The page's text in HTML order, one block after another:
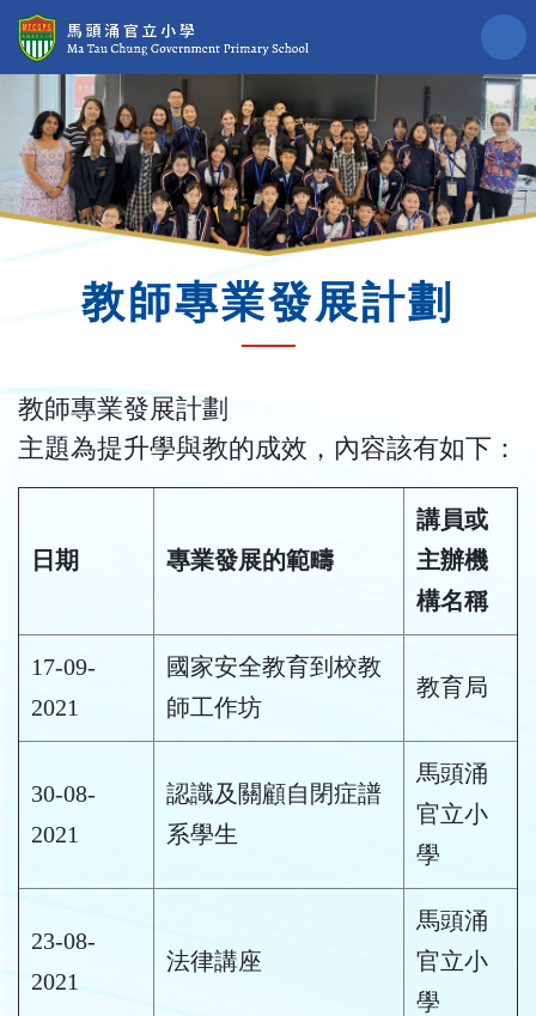
教師專業發展計劃
教師專業發展計劃
主題為提升學與教的成效，內容該有如下：
日期 專業發展的範疇
講員或
主辦機
構名稱
17-09-
2021
國家安全教育到校教
師工作坊
教育局
30-08-
2021
認識及關顧自閉症譜
系學生
馬頭涌
官立小
學
23-08-
2021
法律講座
馬頭涌
官立小
學